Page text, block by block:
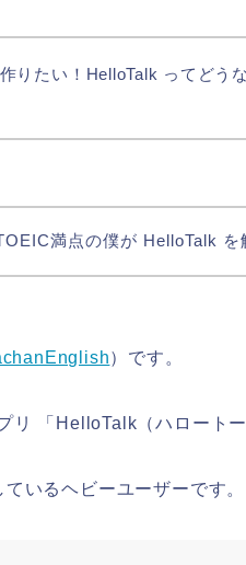
りたい！HelloTalk ってどう
満点の僕が HelloTalk を
）です。
リ 「 HelloTalk（ハロートー
いるヘビーユーザーです。